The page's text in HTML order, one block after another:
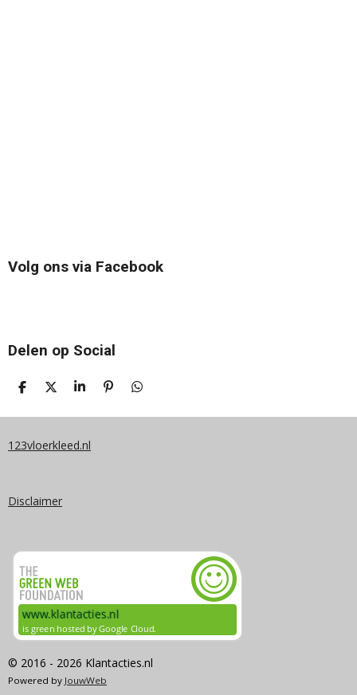
Volg ons via Facebook
Delen op Social
D
L
N
D
E
S
A
E
P
N
D
L
123vloerkleed.nl
Disclaimer
© 2016 - 2026 Klantacties.nl
Powered by JouwWeb